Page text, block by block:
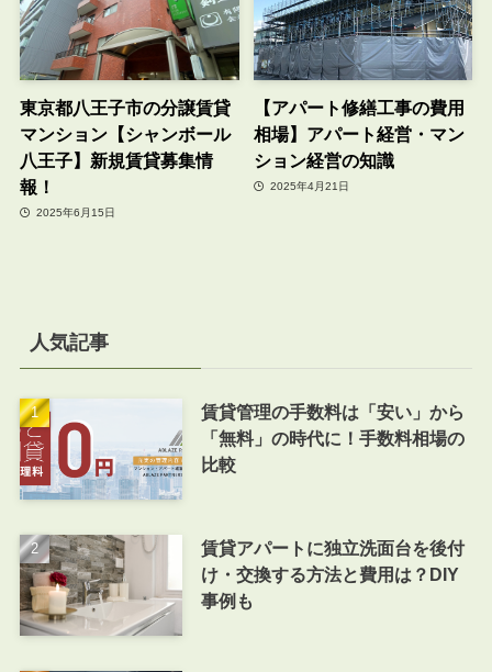
東京都八王子市の分譲賃貸
マンション【シャンボール
八王子】新規賃貸募集情
報！
2025年6月15日
【アパート修繕工事の費用
相場】アパート経営・マン
ション経営の知識
2025年4月21日
人気記事
賃貸管理の手数料は「安い」から
「無料」の時代に！手数料相場の
比較
賃貸アパートに独立洗面台を後付
け・交換する方法と費用は？DIY
事例も